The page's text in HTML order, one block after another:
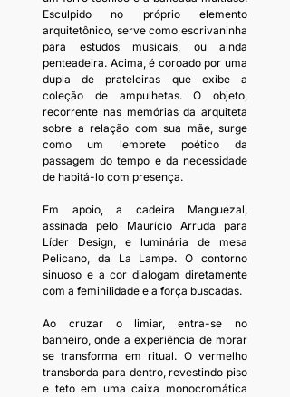
Esculpido no próprio elemento
arquitetônico, serve como escrivaninha
para estudos musicais, ou ainda
penteadeira. Acima, é coroado por uma
dupla de prateleiras que exibe a
coleção de ampulhetas. O objeto,
recorrente nas memórias da arquiteta
sobre a relação com sua mãe, surge
como um lembrete poético da
passagem do tempo e da necessidade
de habitá-lo com presença.
Em apoio, a cadeira Manguezal,
assinada pelo Maurício Arruda para
Líder Design, e luminária de mesa
Pelicano, da La Lampe. O contorno
sinuoso e a cor dialogam diretamente
com a feminilidade e a força buscadas.
Ao cruzar o limiar, entra-se no
banheiro, onde a experiência de morar
se transforma em ritual. O vermelho
transborda para dentro, revestindo piso
e teto em uma caixa monocromática